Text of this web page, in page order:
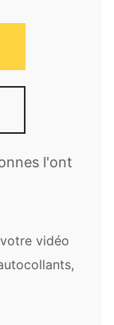
l'ont
vidéo